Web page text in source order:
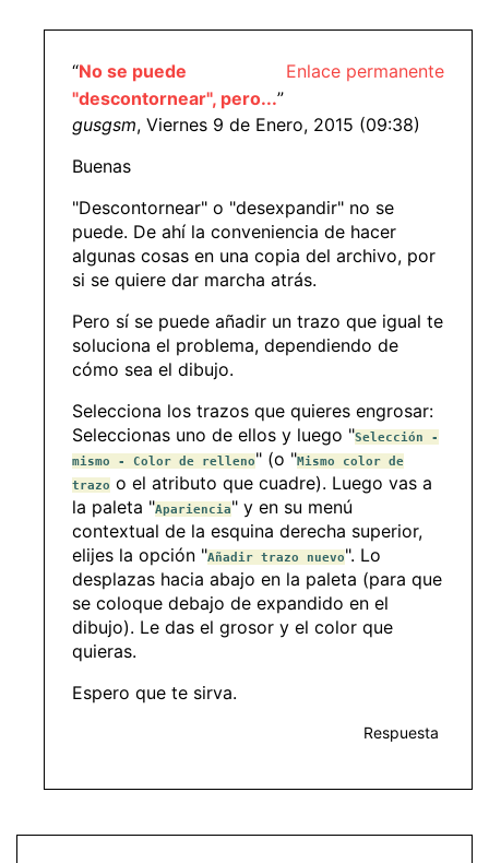
Enlace permanente
“No se puede
"descontornear", pero...”
gusgsm, Viernes 9 de Enero, 2015 (09:38)
Buenas
"Descontornear" o "desexpandir" no se
puede. De ahí la conveniencia de hacer
algunas cosas en una copia del archivo, por
si se quiere dar marcha atrás.
Pero sí se puede añadir un trazo que igual te
soluciona el problema, dependiendo de
cómo sea el dibujo.
Selecciona los trazos que quieres engrosar:
Seleccionas uno de ellos y luego "Selección -
mismo - Color de relleno" (o "Mismo color de
trazo o el atributo que cuadre). Luego vas a
la paleta "Apariencia" y en su menú
contextual de la esquina derecha superior,
elijes la opción "Añadir trazo nuevo". Lo
desplazas hacia abajo en la paleta (para que
se coloque debajo de expandido en el
dibujo). Le das el grosor y el color que
quieras.
Espero que te sirva.
Respuesta